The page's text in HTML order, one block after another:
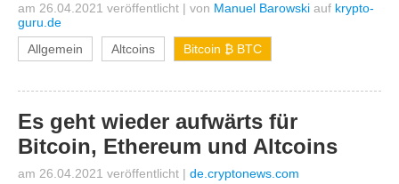
am 26.04.2021 veröffentlicht | von Manuel Barowski auf krypto-
guru.de
Allgemein
Altcoins Bitcoin ₿ BTC
Es geht wieder aufwärts für
Bitcoin, Ethereum und Altcoins
am 26.04.2021 veröffentlicht | de.cryptonews.com